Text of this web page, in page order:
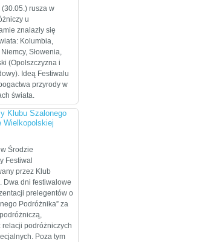
są Stany
które
przejechać
i wszerz w
dwumiesięcznej
rusza w
u
znalazły się
Kolumbia,
Słowenia,
(Opolszczyzna i
Ideą Festiwalu
przyrody w
świata.
Klubu Szalonego
Wielkopolskiej
Środzie
Festiwal
przez Klub
Dwa dni festiwalowe
prelegentów o
Podróżnika” za
podróżniczych
Poza tym